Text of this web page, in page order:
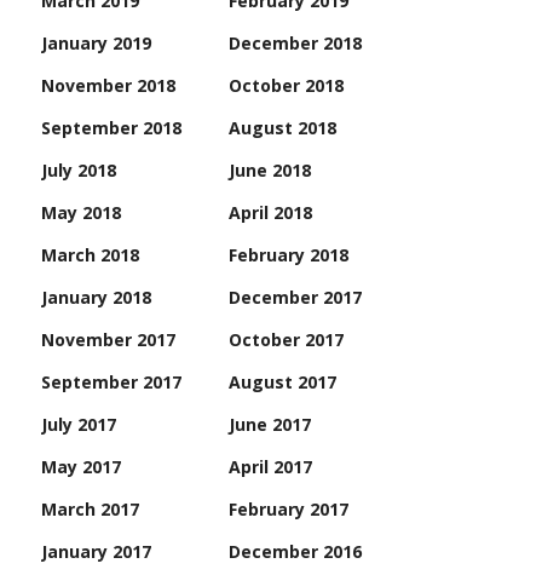
January 2019
December 2018
November 2018
October 2018
September 2018
August 2018
July 2018
June 2018
May 2018
April 2018
March 2018
February 2018
January 2018
December 2017
November 2017
October 2017
September 2017
August 2017
July 2017
June 2017
May 2017
April 2017
March 2017
February 2017
January 2017
December 2016